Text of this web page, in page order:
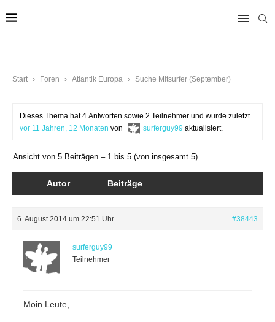
Start › Foren › Atlantik Europa › Suche Mitsurfer (September)
Dieses Thema hat 4 Antworten sowie 2 Teilnehmer und wurde zuletzt
vor 11 Jahren, 12 Monaten von surferguy99 aktualisiert.
Ansicht von 5 Beiträgen – 1 bis 5 (von insgesamt 5)
Autor Beiträge
6. August 2014 um 22:51 Uhr #38443
surferguy99
Teilnehmer
Moin Leute,